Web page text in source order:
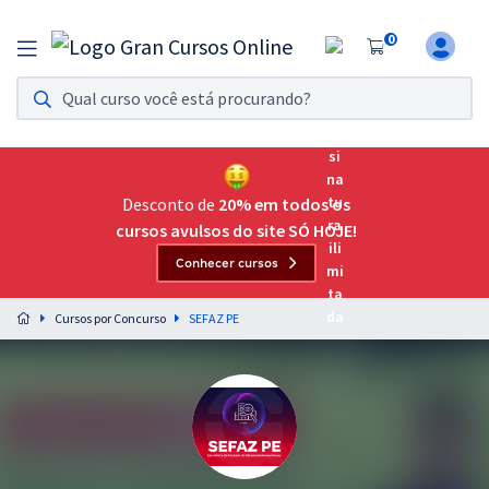
0
Assinatura Ilimitada 11
Acesso a todos os cursos. Teste grátis por 7 dias!
Assinatura OAB Até Passar
Acesso ilimitado a toda preparação para o Exame da
Preparação completa e intensiva para as principais
residências em saúde do Brasil
Desconto de 20% em todos os
cursos avulsos do site SÓ HOJE!
Conhecer cursos
Cursos por Concurso SEFAZ PE